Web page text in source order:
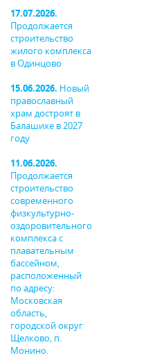
17.07.2026.
Продолжается
строительство
жилого комплекса
в Одинцово
15.06.2026. Новый
православный
храм достроят в
Балашихе в 2027
году
11.06.2026.
Продолжается
строительство
современного
физкультурно-
оздоровительного
комплекса с
плавательным
бассейном,
расположенный
по адресу:
Московская
область,
городской округ
Щелково, п.
Монино.